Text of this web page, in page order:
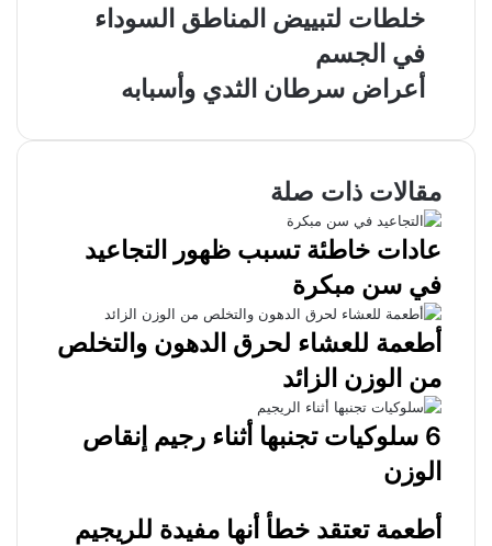
خلطات لتبييض المناطق السوداء
في الجسم
أعراض سرطان الثدي وأسبابه
مقالات ذات صلة
عادات خاطئة تسبب ظهور التجاعيد
في سن مبكرة
أطعمة للعشاء لحرق الدهون والتخلص
من الوزن الزائد
6 سلوكيات تجنبها أثناء رجيم إنقاص
الوزن
أطعمة تعتقد خطأ أنها مفيدة للريجيم